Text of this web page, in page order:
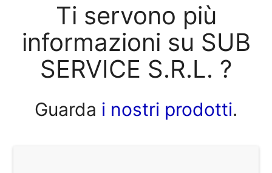
Ti servono più
informazioni su SUB
SERVICE S.R.L. ?
Guarda i nostri prodotti.